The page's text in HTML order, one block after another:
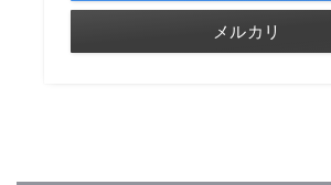
メルカリ